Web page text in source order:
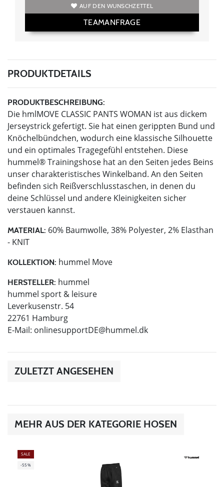
AUF DEN WUNSCHZETTEL
TEAMANFRAGE
PRODUKTDETAILS
PRODUKTBESCHREIBUNG:
Die hmlMOVE CLASSIC PANTS WOMAN ist aus dickem
Jerseystrick gefertigt. Sie hat einen gerippten Bund und
Knöchelbündchen, wodurch eine klassische Silhouette
und ein optimales Tragegefühl entstehen. Diese
hummel® Trainingshose hat an den Seiten jedes Beins
unser charakteristisches Winkelband. An den Seiten
befinden sich Reißverschlusstaschen, in denen du
deine Schlüssel und andere Kleinigkeiten sicher
verstauen kannst.
MATERIAL: 60% Baumwolle, 38% Polyester, 2% Elasthan
- KNIT
KOLLEKTION: hummel Move
HERSTELLER: hummel
hummel sport & leisure
Leverkusenstr. 54
22761 Hamburg
E-Mail: onlinesupportDE@hummel.dk
ZULETZT ANGESEHEN
MEHR AUS DER KATEGORIE HOSEN
SALE
-55%